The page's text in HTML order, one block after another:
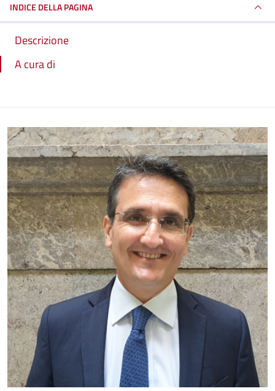
INDICE DELLA PAGINA
Descrizione
A cura di